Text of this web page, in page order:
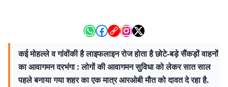
कई मोहल्ले व गांवोंकी है लाइफलाइन रोज होता है छोटे-बड़े सैंकड़ों वाहनों
का आवागमन दरभंगा : लोगों की आवागमन सुविधा को लेकर सात साल
पहले बनाया गया शहर का एक मात्र आरओबी मौत को दावत दे रहा है.